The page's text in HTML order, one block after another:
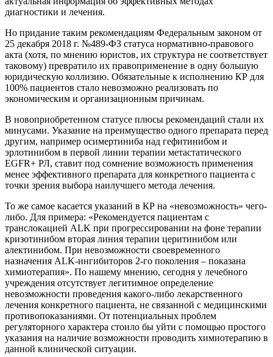
диагностики и лечения.
Но придание таким рекомендациям Федеральным законом от
25 декабря 2018 г. №489-ФЗ статуса нормативно-правового
акта (хотя, по мнению юристов, их структура не соответствует
таковому) превратило их правоприменение в одну большую
юридическую коллизию. Обязательные к исполнению КР для
100% пациентов стало невозможно реализовать по
экономическим и организационным причинам.
В новоприобретенном статусе плюсы рекомендаций стали их
минусами. Указание на преимущество одного препарата перед
другим, например осимертиниба над гефитинибом и
эрлотинибом в первой линии терапии метастатического
EGFR+ РЛ, ставит под сомнение возможность применения
менее эффективного препарата для конкретного пациента с
точки зрения выбора наилучшего метода лечения.
То же самое касается указаний в КР на «невозможность» чего-
либо. Для примера: «Рекомендуется пациентам с
транслокацией ALK при прогрессировании на фоне терапии
кризотинибом вторая линия терапии церитинибом или
алектинибом. При невозможности своевременного
назначения ALK-ингибиторов 2-го поколения – показана
химиотерапия». По нашему мнению, сегодня у лечебного
учреждения отсутствует легитимное определение
невозможности проведения какого-либо лекарственного
лечения конкретного пациента, не связанной с медицинскими
противопоказаниями. От потенциальных проблем
регуляторного характера стоило бы уйти с помощью простого
указания на наличие возможности проводить химиотерапию в
данной клинической ситуации.